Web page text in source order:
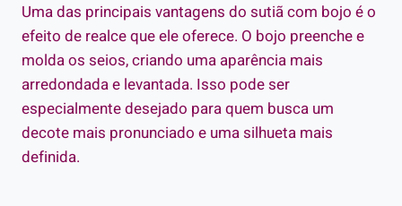
Uma das principais vantagens do sutiã com bojo é o
efeito de realce que ele oferece. O bojo preenche e
molda os seios, criando uma aparência mais
arredondada e levantada. Isso pode ser
especialmente desejado para quem busca um
decote mais pronunciado e uma silhueta mais
definida.